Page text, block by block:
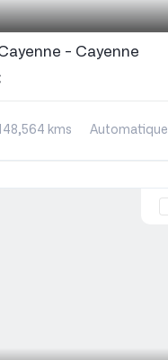
- Cayenne
kms
Automatique